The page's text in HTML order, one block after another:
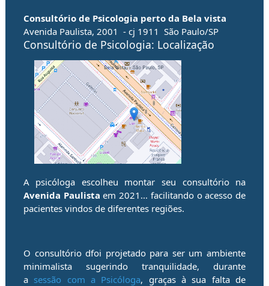
Consultório de Psicologia perto da Bela vista
Avenida Paulista, 2001 - cj 1911 São Paulo/SP
Consultório de Psicologia: Localização
A psicóloga escolheu montar seu consultório na
Avenida Paulista em 2021... facilitando o acesso de
pacientesvindos de diferentes regiões.
O consultório dfoi projetado para ser um ambiente
minimalista sugerindo tranquilidade, durante
a sessão com a Psicóloga, graças à sua falta de